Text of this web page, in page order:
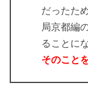
だったた
局京都編
ることに
そのこと